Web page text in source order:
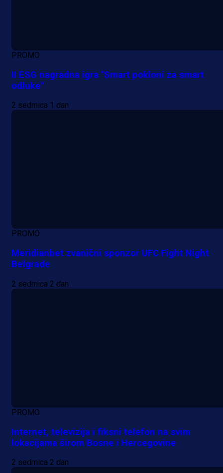
PROMO
II ESG nagradna igra "Smart pokloni za smart
odluke"
2 sedmica 1 dan
PROMO
Meridianbet zvanični sponzor UFC Fight Night
Belgrade
2 sedmica 2 dan
PROMO
Internet, televizija i fiksni telefon na svim
lokacijama širom Bosne i Hercegovine
2 sedmica 2 dan